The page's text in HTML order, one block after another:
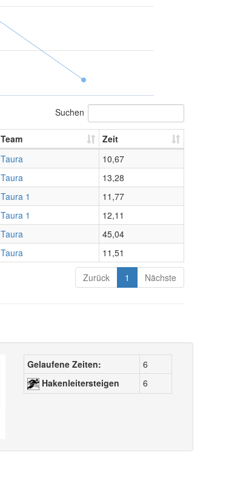
Suchen
Team
Zeit
Taura
10,67
Taura
13,28
Taura 1
11,77
Taura 1
12,11
Taura
45,04
Taura
11,51
Zurück 1 Nächste
Gelaufene Zeiten:
6
Hakenleitersteigen
6